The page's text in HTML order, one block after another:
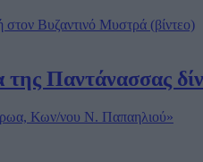
Παντάνασσας